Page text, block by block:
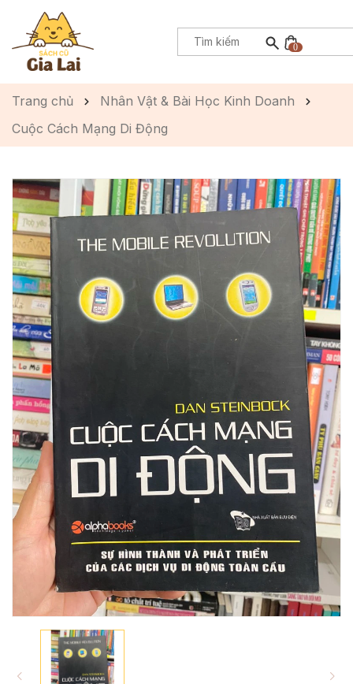
0
Trang chủ
Nhân Vật & Bài Học Kinh Doanh
Cuộc Cách Mạng Di Động